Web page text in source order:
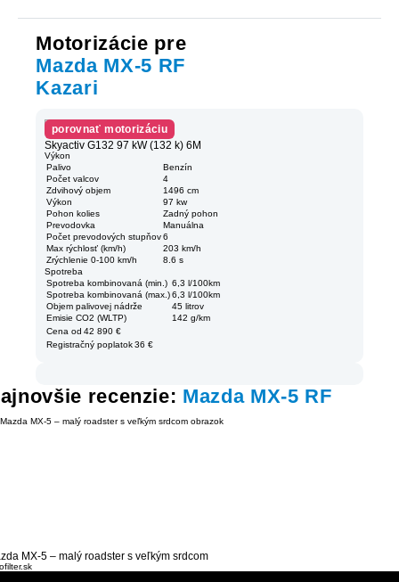
Motorizácie pre
Mazda MX-5 RF
Kazari
porovnať motorizáciu
Skyactiv G132 97 kW (132 k) 6M
Výkon
Palivo
Benzín
Počet valcov
4
Zdvihový objem
1496 cm
Výkon
97 kw
Pohon kolies
Zadný pohon
Prevodovka
Manuálna
Počet prevodových stupňov 6
Max rýchlosť (km/h)
203 km/h
Zrýchlenie 0-100 km/h
8.6 s
Spotreba
Spotreba kombinovaná (min.) 6,3 l/100km
Spotreba kombinovaná (max.) 6,3 l/100km
Objem palivovej nádrže
45 litrov
Emisie CO2 (WLTP)
142 g/km
Cena od 42 890 €
Registračný poplatok 36 €
recenzie: Mazda MX-5 RF
MX-5 – malý roadster s veľkým srdcom